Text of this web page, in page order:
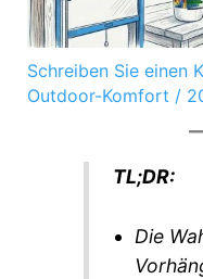
Schreiben Sie einen
Outdoor-Komfort /
TL;DR:
Die